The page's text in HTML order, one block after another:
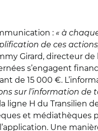
: « à
de ces
Girard, directeur
s’engagent
de 15 000 €.
sur l’information
ligne H du
et médiathèques
Une